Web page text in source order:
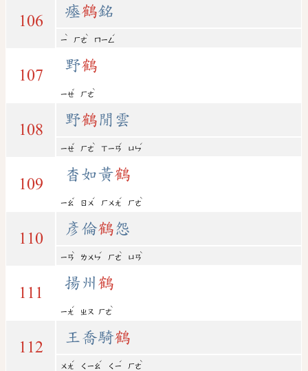
106
瘞鶴銘
ㄧ
ˋ
ㄏㄜ
ˋ
ㄇㄧㄥ
ˊ
107
野鶴
ㄧㄝ
ˇ
ㄏㄜ
ˋ
108
野鶴閒雲
ㄧㄝ
ˇ
ㄏㄜ
ˋ
ㄒㄧㄢ
ˊ
ㄩㄣ
ˊ
109
杳如黃鶴
ㄧㄠ
ˇ
ㄖㄨ
ˊ
ㄏㄨㄤ
ˊ
ㄏㄜ
ˋ
110
彥倫鶴怨
ㄧㄢ
ˋ
ㄌㄨㄣ
ˊ
ㄏㄜ
ˋ
ㄩㄢ
ˋ
111
揚州 鶴
ㄧㄤ
ˊ
ㄓㄡ ㄏㄜ
ˋ
112
王喬騎鶴
ㄨㄤ
ˊ
ㄑㄧㄠ
ˊ
ㄑㄧ
ˊ
ㄏㄜ
ˋ